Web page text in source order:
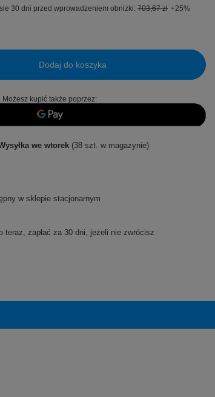
30 dni przed wprowadzeniem obniżki: 703,67 zł +25%
Dodaj do koszyka
Możesz kupić także poprzez:
we wtorek(38 szt. w magazynie)
w sklepie stacjonarnym
teraz, zapłać za 30 dni, jeżeli nie zwrócisz